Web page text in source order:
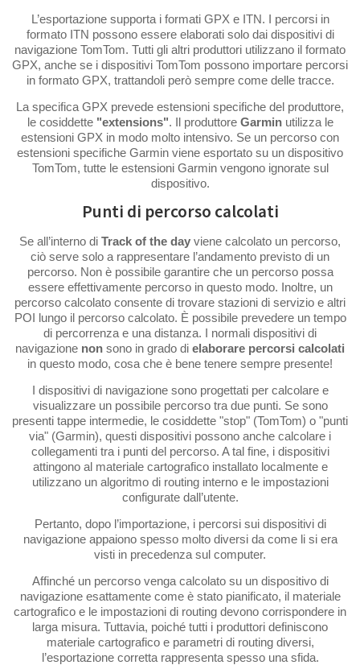
L’esportazione supporta i formati GPX e ITN. I percorsi in
formato ITN possono essere elaborati solo dai dispositivi di
navigazione TomTom. Tutti gli altri produttori utilizzano il formato
GPX, anche se i dispositivi TomTom possono importare percorsi
in formato GPX, trattandoli però sempre come delle tracce.
La specifica GPX prevede estensioni specifiche del produttore,
le cosiddette "extensions". Il produttore Garminutilizza le
estensioni GPX in modo molto intensivo. Se un percorso con
estensioni specifiche Garmin viene esportato su un dispositivo
TomTom, tutte le estensioni Garmin vengono ignorate sul
dispositivo.
Punti di percorso calcolati
Se all’interno di Track of the day viene calcolato un percorso,
ciò serve solo a rappresentare l’andamento previsto di un
percorso. Non è possibile garantire che un percorso possa
essere effettivamente percorso in questo modo. Inoltre, un
percorso calcolato consente di trovare stazioni di servizio e altri
POI lungo il percorso calcolato. È possibile prevedere un tempo
di percorrenza e una distanza. I normali dispositivi di
navigazione non sono in grado di elaborare percorsi calcolati
in questo modo, cosa che è bene tenere sempre presente!
I dispositivi di navigazione sono progettati per calcolare e
visualizzare un possibile percorso tra due punti. Se sono
presenti tappe intermedie, le cosiddette "stop" (TomTom) o "punti
via" (Garmin), questi dispositivi possono anche calcolare i
collegamenti tra i punti del percorso. A tal fine, i dispositivi
attingono al materiale cartografico installato localmente e
utilizzano un algoritmo di routing interno e le impostazioni
configurate dall’utente.
Pertanto, dopo l’importazione, i percorsi sui dispositivi di
navigazione appaiono spesso molto diversi da come li si era
visti in precedenza sul computer.
Affinché un percorso venga calcolato su un dispositivo di
navigazione esattamente come è stato pianificato, il materiale
cartografico e le impostazioni di routing devono corrispondere in
larga misura. Tuttavia, poiché tutti i produttori definiscono
materiale cartografico e parametri di routing diversi,
l’esportazione corretta rappresenta spesso una sfida.